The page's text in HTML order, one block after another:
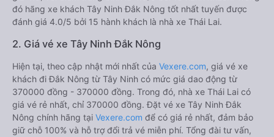
đó hãng xe khách Tây Ninh Đắk Nông tốt nhất tuyến được
đánh giá 4.0/5 bởi 15 hành khách là nhà xe Thái Lai.
2. Giá vé xe Tây Ninh Đắk Nông
Hiện tại, theo cập nhật mới nhất của Vexere.com, giá vé xe
khách đi Đắk Nông từ Tây Ninh có mức giá dao động từ
370000 đồng - 370000 đồng. Trong đó, nhà xe Thái Lai có
giá vé rẻ nhất, chỉ 370000 đồng. Đặt vé xe Tây Ninh Đắk
Nông chính hãng tại Vexere.com để có giá rẻ nhất, đảm bảo
giữ chỗ 100% và hỗ trợ đổi trả vé miễn phí. Tổng đài tư vấn,